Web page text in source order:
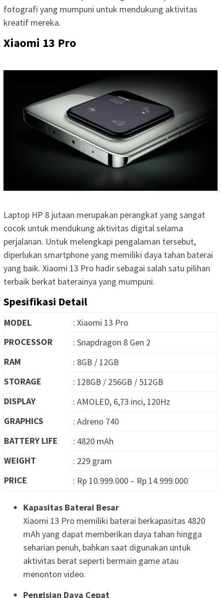
fotografi yang mumpuni untuk mendukung aktivitas
kreatif mereka.
Xiaomi 13 Pro
Laptop HP 8 jutaan merupakan perangkat yang sangat
cocok untuk mendukung aktivitas digital selama
perjalanan. Untuk melengkapi pengalaman tersebut,
diperlukan smartphone yang memiliki daya tahan baterai
yang baik. Xiaomi 13 Pro hadir sebagai salah satu pilihan
terbaik berkat baterainya yang mumpuni.
Spesifikasi Detail
MODEL
: Xiaomi 13 Pro
PROCESSOR
: Snapdragon 8 Gen 2
RAM
: 8GB / 12GB
STORAGE
: 128GB / 256GB / 512GB
DISPLAY
: AMOLED, 6,73 inci, 120Hz
GRAPHICS
: Adreno 740
BATTERY LIFE
: 4820 mAh
WEIGHT
: 229 gram
PRICE
: Rp 10.999.000 – Rp 14.999.000
Kapasitas Baterai Besar
Xiaomi 13 Pro memiliki baterai berkapasitas 4820
mAh yang dapat memberikan daya tahan hingga
seharian penuh, bahkan saat digunakan untuk
aktivitas berat seperti bermain game atau
menonton video.
Pengisian Daya Cepat